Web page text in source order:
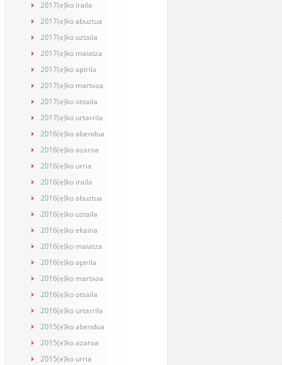
2017(e)ko iraila
2017(e)ko abuztua
2017(e)ko uztaila
2017(e)ko maiatza
2017(e)ko apirila
2017(e)ko martxoa
2017(e)ko otsaila
2017(e)ko urtarrila
2016(e)ko abendua
2016(e)ko azaroa
2016(e)ko urria
2016(e)ko iraila
2016(e)ko abuztua
2016(e)ko uztaila
2016(e)ko ekaina
2016(e)ko maiatza
2016(e)ko apirila
2016(e)ko martxoa
2016(e)ko otsaila
2016(e)ko urtarrila
2015(e)ko abendua
2015(e)ko azaroa
2015(e)ko urria